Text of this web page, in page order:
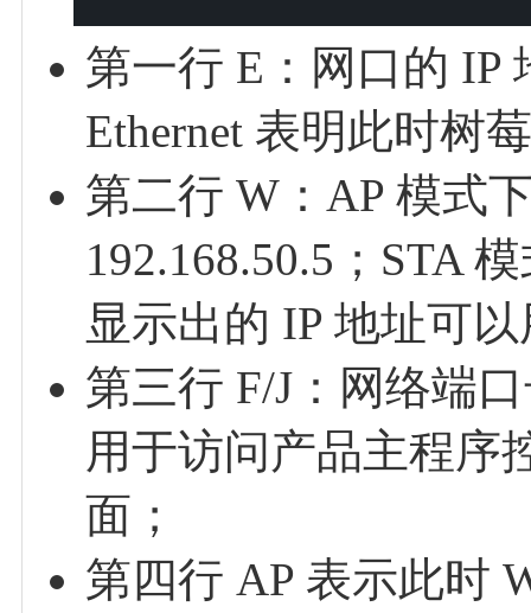
第一行 E：网口的 IP
Ethernet 表明此时树
第二行 W：AP 模式
192.168.50.5；STA
显示出的 IP 地址可
第三行 F/J：网络端
用于访问产品主程序
面；
第四行 AP 表示此时